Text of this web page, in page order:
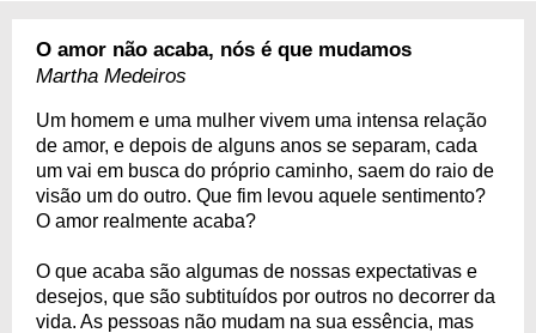
O amor não acaba, nós é que mudamos
Martha Medeiros
Um homem e uma mulher vivem uma intensa relação
de amor, e depois de alguns anos se separam, cada
um vai em busca do próprio caminho, saem do raio de
visão um do outro. Que fim levou aquele sentimento?
O amor realmente acaba?
O que acaba são algumas de nossas expectativas e
desejos, que são subtituídos por outros no decorrer da
vida. As pessoas não mudam na sua essência, mas